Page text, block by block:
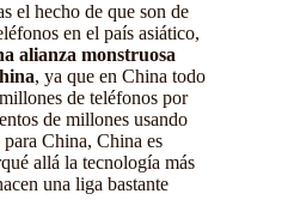
el hecho de que son de
en el país asiático,
alianza monstruosa
, ya que en China todo
de teléfonos por
de millones usando
China, China es
allá la tecnología más
una liga bastante